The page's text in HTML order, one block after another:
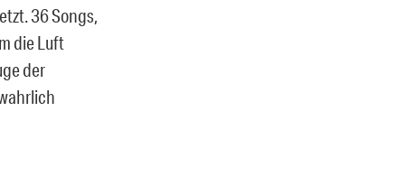
36 Songs,
die Luft
der